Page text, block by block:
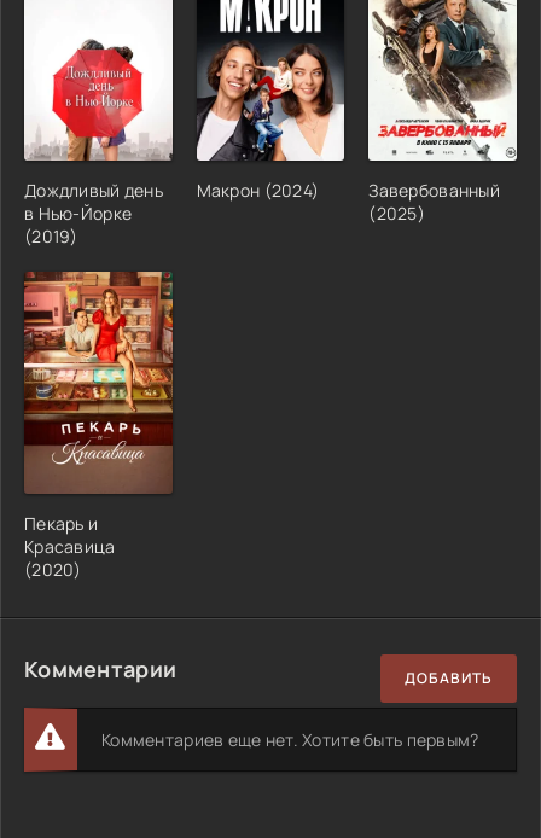
Дождливый день
в Нью-Йорке
(2019)
Макрон (2024)
Завербованный
(2025)
Пекарь и
Красавица
(2020)
Комментарии ДОБАВИТЬ
Комментариев еще нет. Хотите быть первым?